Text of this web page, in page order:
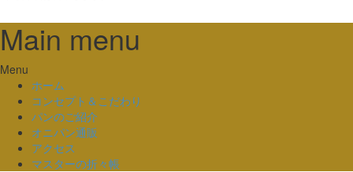
Main menu
Skip
content
Menu
ホーム
コンセプト＆こだわり
パンのご紹介
オニパン通販
アクセス
マスターの折々帳